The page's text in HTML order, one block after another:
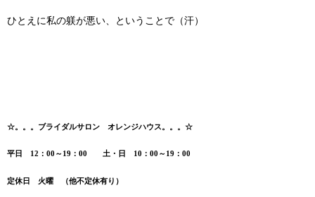
ひとえに私の躾が悪い、ということで（汗）
☆。。。ブライダルサロン オレンジハウス。。。☆
平日 12：00～19：00 土・日 10：00～19：00
定休日 火曜 （他不定休有り）